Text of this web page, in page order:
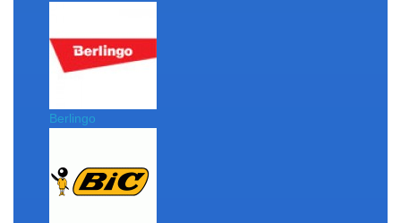
Berlingo